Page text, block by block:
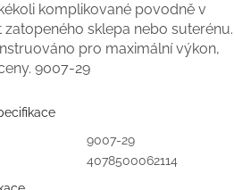
komplikované povodně v
sklepa nebo suterénu.
pro maximální výkon,
9007-29
9007-29
4078500062114